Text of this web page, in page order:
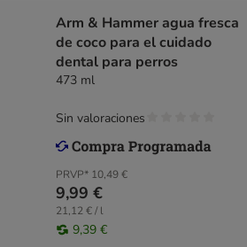
Arm & Hammer agua fresca
de coco para el cuidado
dental para perros
473 ml
PRVP* 10,49 €
9,99 €
21,12 € / l
9,39 €
Sin valoraciones